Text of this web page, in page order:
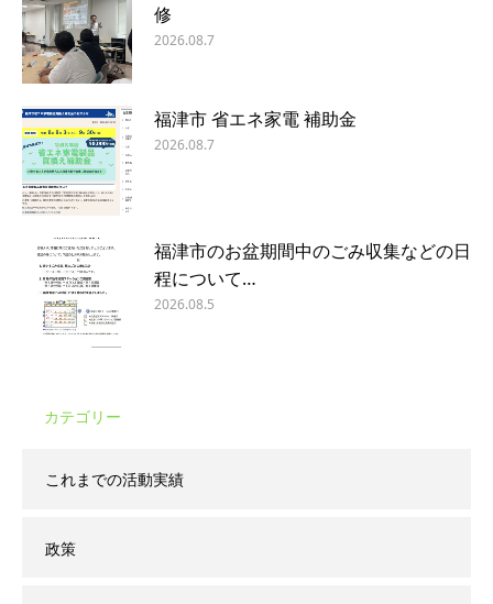
修
2026.08.7
福津市 省エネ家電 補助金
2026.08.7
福津市のお盆期間中のごみ収集などの日
程について…
2026.08.5
カテゴリー
これまでの活動実績
政策